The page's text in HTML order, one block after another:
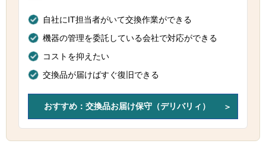
自社にIT担当者がいて交換作業ができる
機器の管理を委託している会社で対応ができる
コストを抑えたい
交換品が届けばすぐ復旧できる
おすすめ：交換品お届け保守（デリバリィ）